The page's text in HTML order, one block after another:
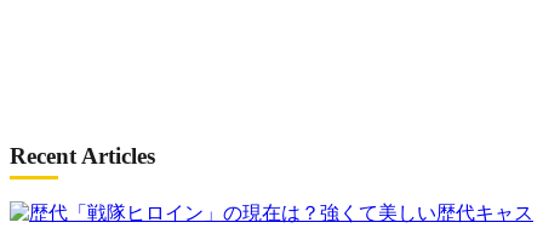
Recent Articles